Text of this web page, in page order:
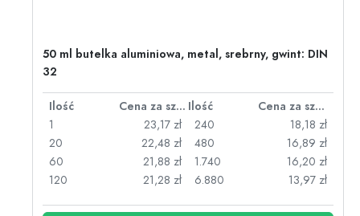
50 ml butelka aluminiowa, metal, srebrny, gwint: DIN
32
Ilość Cena za sztukę Ilość
Cena za sztukę
1
23,17 zł
20
22,48 zł
60
21,88 zł
120
21,28 zł
240
18,18 zł
480
16,89 zł
1.740
16,20 zł
6.880
13,97 zł